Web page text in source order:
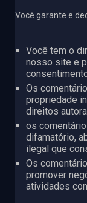
Você garante e
Você tem o
nosso site e
Os
propriedade
direitos
os
difamatório,
ilegal que
Os
promover
atividades